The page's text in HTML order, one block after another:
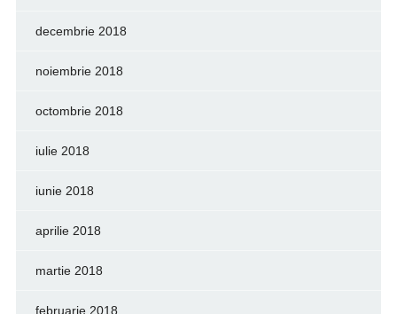
decembrie 2018
noiembrie 2018
octombrie 2018
iulie 2018
iunie 2018
aprilie 2018
martie 2018
februarie 2018